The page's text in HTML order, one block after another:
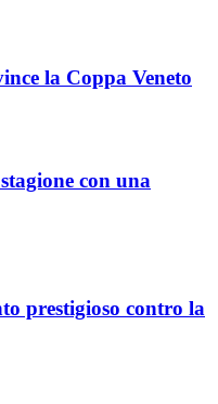
la Coppa Veneto
con una
prestigioso contro la